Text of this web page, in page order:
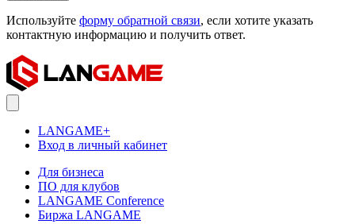
Используйте форму обратной связи, если хотите указать
контактную информацию и получить ответ.
LANGAME+
Вход в личный кабинет
Для бизнеса
ПО для клубов
LANGAME Conference
Биржа LANGAME